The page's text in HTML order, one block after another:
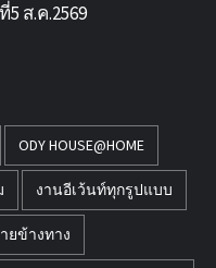
ส.ค.2569
ODY HOUSE@HOME
งานอีเว้นท์ทุกรูปแบบ
ยข้างทาง